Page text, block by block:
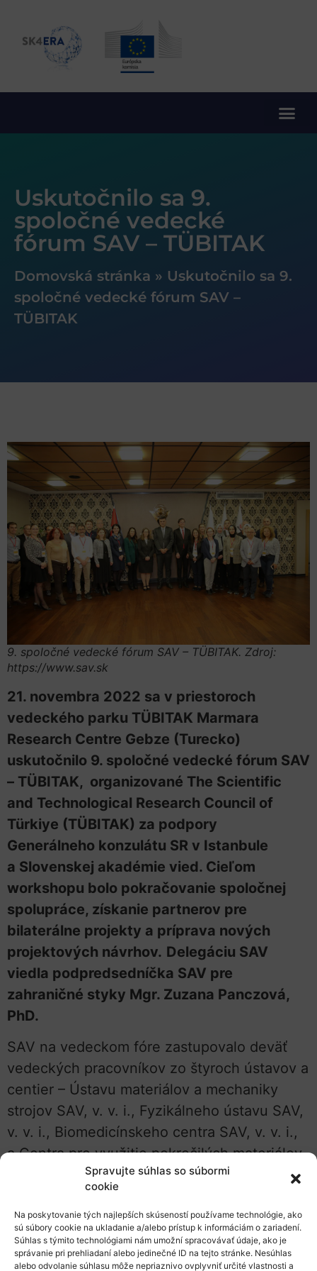
Spravujte súhlas so súbormi
cookie
Na poskytovanie tých najlepších skúseností používame technológie, ako
sú súbory cookie na ukladanie a/alebo prístup k informáciám o zariadení.
Súhlas s týmito technológiami nám umožní spracovávať údaje, ako je
správanie pri prehliadaní alebo jedinečné ID na tejto stránke. Nesúhlas
alebo odvolanie súhlasu môže nepriaznivo ovplyvniť určité vlastnosti a
Uskutočnilo sa 9.
spoločné vedecké
fórum SAV – TÜBITAK
Domovská stránka » Uskutočnilo sa 9.
spoločné vedecké fórum SAV –
TÜBITAK
9. spoločné vedecké fórum SAV – TÜBITAK. Zdroj:
https://www.sav.sk
21. novembra 2022 sa v priestoroch
vedeckého parku TÜBITAK Marmara
Research Centre Gebze (Turecko)
uskutočnilo 9. spoločné vedecké fórum SAV
– TÜBITAK, organizované The Scientific
and Technological Research Council of
Türkiye (TÜBITAK) za podpory
Generálneho konzulátu SR v Istanbule
a Slovenskej akadémie vied. Cieľom
workshopu bolo pokračovanie spoločnej
spolupráce, získanie partnerov pre
bilaterálne projekty a príprava nových
projektových návrhov. Delegáciu SAV
viedla podpredsedníčka SAV pre
zahraničné styky Mgr. Zuzana Panczová,
PhD.
SAV na vedeckom fóre zastupovalo deväť
vedeckých pracovníkov zo štyroch ústavov a
centier – Ústavu materiálov a mechaniky
strojov SAV, v. v. i., Fyzikálneho ústavu SAV,
v. v. i., Biomedicínskeho centra SAV, v. v. i.,
a Centra pre využitie pokročilých materiálov
SAV, v. v. i. Podujatie podporil Generálny
konzulát SR (GK SR) v Istanbule formou
spolupráce pri organizovaní a účasťou na
podujatí.